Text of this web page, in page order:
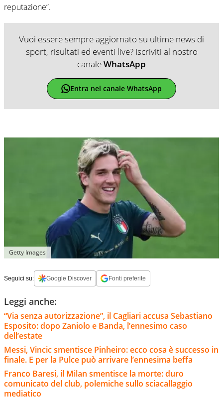
reputazione”.
Vuoi essere sempre aggiornato su ultime news di
sport, risultati ed eventi live? Iscriviti al nostro
canaleWhatsApp
Entra nel canale WhatsApp
Getty Images
Seguici su: Google Discover Fonti preferite
Leggi anche:
“Via senza autorizzazione”, il Cagliari accusa Sebastiano
Esposito: dopo Zaniolo e Banda, l’ennesimo caso
dell’estate
Messi, Vincic smentisce Pinheiro: ecco cosa è successo in
finale. E per la Pulce può arrivare l’ennesima beffa
Franco Baresi, il Milan smentisce la morte: duro
comunicato del club, polemiche sullo sciacallaggio
mediatico